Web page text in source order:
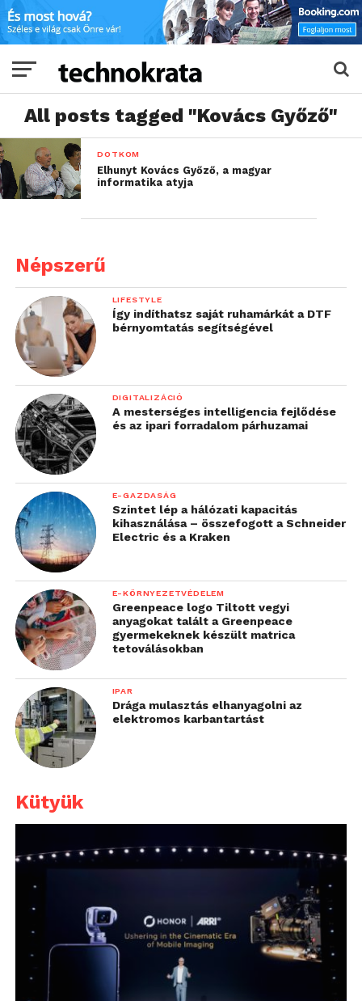
All posts tagged "Kovács Győző"
DOTKOM
Elhunyt Kovács Győző, a magyar
informatika atyja
Népszerű
LIFESTYLE
Így indíthatsz saját ruhamárkát a DTF
bérnyomtatás segítségével
DIGITALIZÁCIÓ
A mesterséges intelligencia fejlődése
és az ipari forradalom párhuzamai
E-GAZDASÁG
Szintet lép a hálózati kapacitás
kihasználása – összefogott a Schneider
Electric és a Kraken
E-KÖRNYEZETVÉDELEM
Greenpeace logo Tiltott vegyi
anyagokat talált a Greenpeace
gyermekeknek készült matrica
tetoválásokban
IPAR
Drága mulasztás elhanyagolni az
elektromos karbantartást
Kütyük